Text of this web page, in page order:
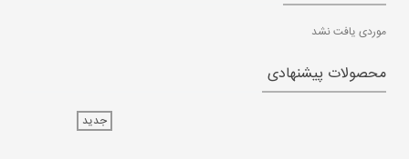
موردی یافت نشد
محصولات پیشنهادی
جدید